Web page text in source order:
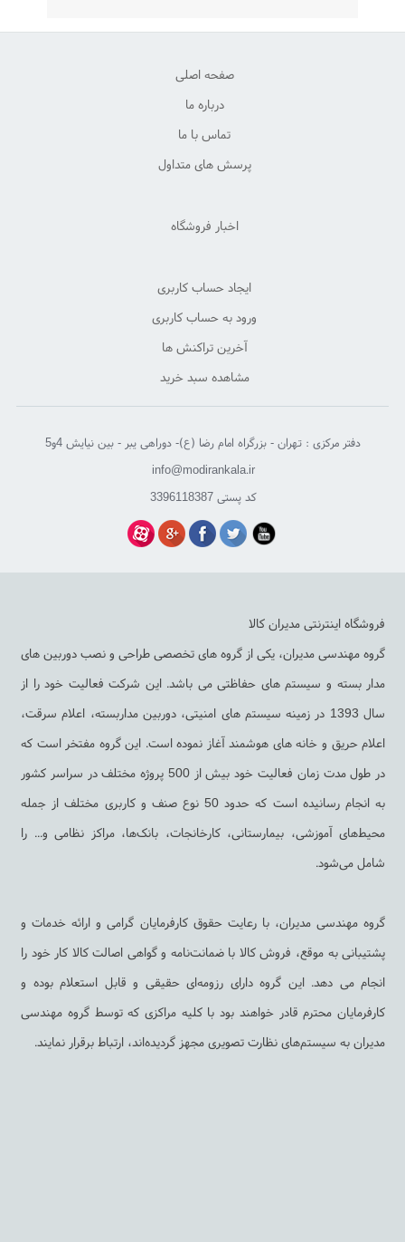
صفحه اصلی
درباره ما
تماس با ما
پرسش های متداول
اخبار فروشگاه
ایجاد حساب کاربری
ورود به حساب کاربری
آخرین تراکنش ها
مشاهده سبد خرید
دفتر مرکزی : تهران - بزرگراه امام رضا (ع)- دوراهی یبر - بین نیایش 4و5
info@modirankala.ir
کد پستی 3396118387
فروشگاه اینترنتی مدیران کالا
گروه مهندسی مدیران، یکی از گروه های تخصصی طراحی و نصب دوربین های
مدار بسته و سیستم های حفاظتی می باشد. این شرکت فعالیت خود را از
سال 1393 در زمینه سیستم های امنیتی، دوربین مداربسته، اعلام سرقت،
اعلام حریق و خانه های هوشمند آغاز نموده است. این گروه مفتخر است که
در طول مدت زمان فعالیت خود بیش از 500 پروژه مختلف در سراسر کشور
به انجام رسانیده است که حدود 50 نوع صنف و کاربری مختلف از جمله
محیط‌های آموزشی، بیمارستانی، کارخانجات، بانک‌ها، مراکز نظامی و... را
شامل می‌شود.
گروه مهندسی مدیران، با رعایت حقوق کارفرمایان گرامی و ارائه خدمات و
پشتیبانی به ‌موقع، فروش کالا با ضمانت‌نامه و گواهی اصالت کالا کار خود را
انجام می دهد. این گروه دارای رزومه‌ای حقیقی و قابل استعلام بوده و
کارفرمایان محترم قادر خواهند بود با کلیه مراکزی که توسط گروه مهندسی
مدیران به سیستم‌های نظارت تصویری مجهز گردیده‌اند، ارتباط برقرار نمایند.